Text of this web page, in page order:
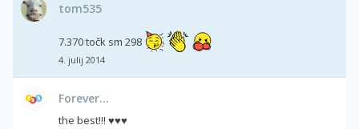
tom535
7.370 točk sm 298
4. julij 2014
Forever...
the best!!! ♥♥♥